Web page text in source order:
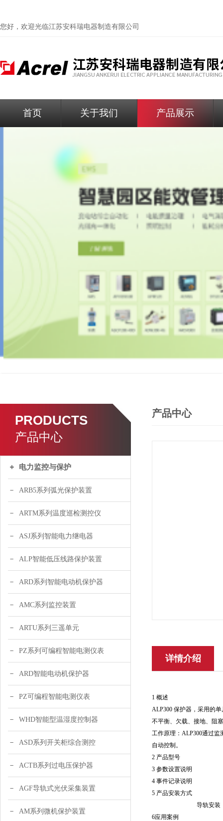
您好，欢迎光临江苏安科瑞电器制造有限公司
首页 关于我们 产品展示
PRODUCTS
产品中心
电力监控与保护
ARB5系列弧光保护装置
ARTM系列温度巡检测控仪
ASJ系列智能电力继电器
ALP智能低压线路保护装置
ARD系列智能电动机保护器
AMC系列监控装置
ARTU系列三遥单元
PZ系列可编程智能电测仪表
ARD智能电动机保护器
PZ可编程智能电测仪表
WHD智能型温湿度控制器
ASD系列开关柜综合测控
ACTB系列过电压保护器
AGF导轨式光伏采集装置
AM系列微机保护装置
产品中心
详情介绍
1 概述
ALP300 保护器，采用的
不平衡、欠载、接地、阻
工作原理：ALP300通过
自动控制。
2 产品型号
3 参数设置说明
4 事件记录说明
5 产品安装方式
导轨安装
6应用案例